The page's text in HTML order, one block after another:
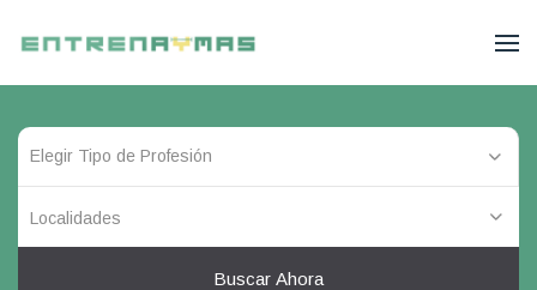
Localidades
Buscar Ahora